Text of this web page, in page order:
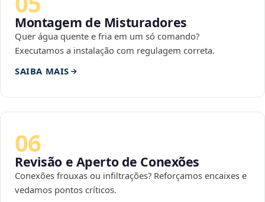
Montagem de Misturadores
Quer água quente e fria em um só comando?
Executamos a instalação com regulagem correta.
SAIBA MAIS
06
Revisão e Aperto de Conexões
Conexões frouxas ou infiltrações? Reforçamos encaixes e
vedamos pontos críticos.